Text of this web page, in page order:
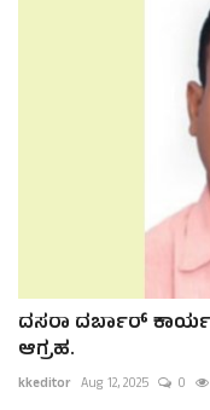
ದಸರಾ ದರ್ಬಾರ್
ಆಗ್ರಹ.
kkeditor Aug 12, 2025 0